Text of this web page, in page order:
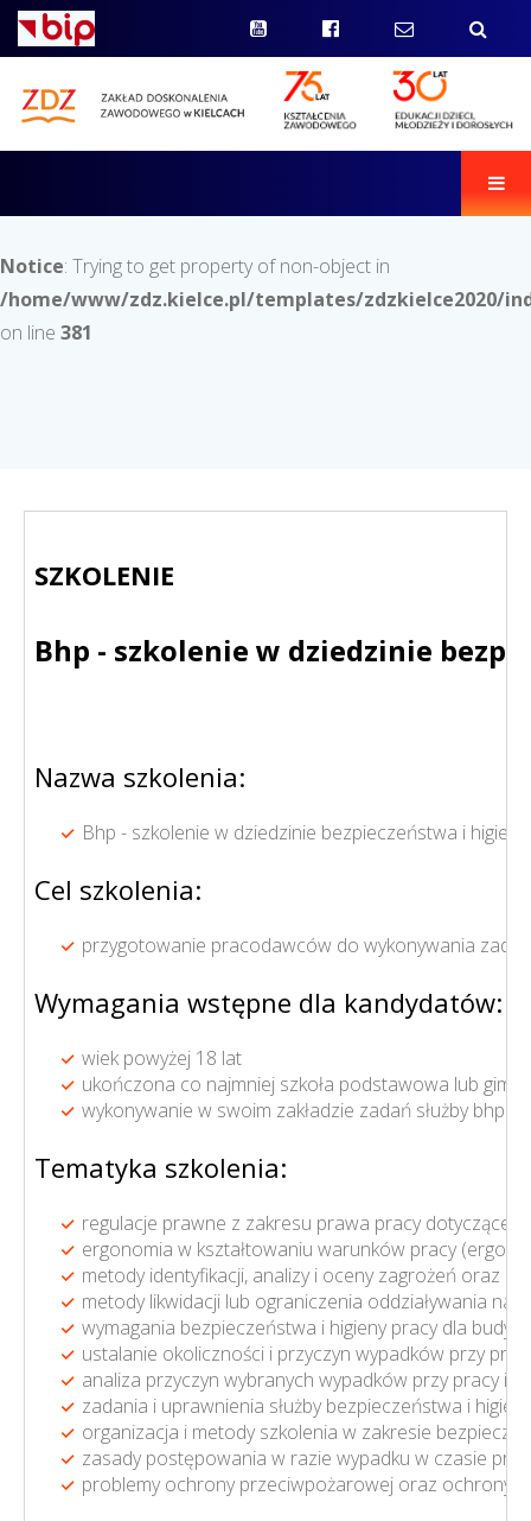
Notice: Trying to get property of non-object in
/home/www/zdz.kielce.pl/templates/zdzkielce2020/
on line 381
SZKOLENIE
Bhp - szkolenie w dziedzinie
Nazwa szkolenia:
Bhp - szkolenie w dziedzinie bezpieczeństwa i
Cel szkolenia:
przygotowanie pracodawców do wykonywania
Wymagania wstępne dla kandydatów:
wiek powyżej 18 lat
ukończona co najmniej szkoła podstawowa lub
wykonywanie w swoim zakładzie zadań służby bhp
Tematyka szkolenia:
regulacje prawne z zakresu prawa pracy dotyczące
ergonomia w kształtowaniu warunków pracy
metody identyfikacji, analizy i oceny zagrożeń oraz
metody likwidacji lub ograniczenia oddziaływania
wymagania bezpieczeństwa i higieny pracy dla
ustalanie okoliczności i przyczyn wypadków przy
analiza przyczyn wybranych wypadków przy pracy i
zadania i uprawnienia służby bezpieczeństwa i
organizacja i metody szkolenia w zakresie
zasady postępowania w razie wypadku w czasie
problemy ochrony przeciwpożarowej oraz ochrony